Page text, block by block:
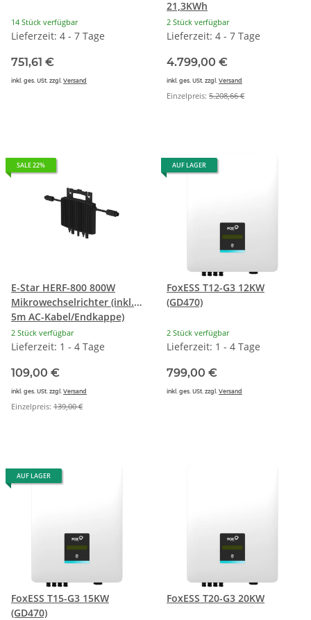
14 Stück verfügbar
Lieferzeit: 4 - 7 Tage
751,61 €
inkl. ges. USt. zzgl. Versand
21,3KWh
2 Stück verfügbar
Lieferzeit: 4 - 7 Tage
4.799,00 €
inkl. ges. USt. zzgl. Versand
Einzelpreis: 5.208,66 €
SALE 22%
E-Star HERF-800 800W
Mikrowechselrichter (inkl.
5m AC-Kabel/Endkappe)
2 Stück verfügbar
Lieferzeit: 1 - 4 Tage
109,00 €
inkl. ges. USt. zzgl. Versand
Einzelpreis: 139,00 €
AUF LAGER
FoxESS T12-G3 12KW
(GD470)
2 Stück verfügbar
Lieferzeit: 1 - 4 Tage
799,00 €
inkl. ges. USt. zzgl. Versand
AUF LAGER
FoxESS T15-G3 15KW
(GD470)
FoxESS T20-G3 20KW